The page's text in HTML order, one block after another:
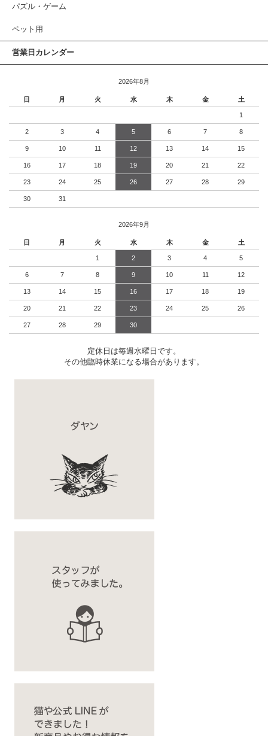
パズル・ゲーム
ペット用
営業日カレンダー
2026年8月
日 月 火 水 木 金 土
1
2 3 4 5 6 7 8
9 10 11 12 13 14 15
16 17 18 19 20 21 22
23 24 25 26 27 28 29
30 31
2026年9月
日 月 火 水 木 金 土
1 2 3 4 5
6 7 8 9 10 11 12
13 14 15 16 17 18 19
20 21 22 23 24 25 26
27 28 29 30
定休日は毎週水曜日です。
その他臨時休業になる場合があります。